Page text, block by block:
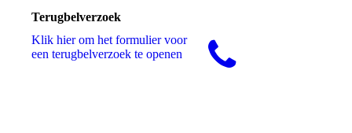
Terugbelverzoek
Klik hier om het formulier voor
een terugbelverzoek te openen